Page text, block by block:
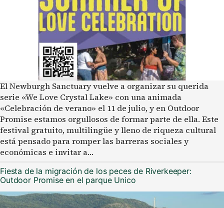
El Newburgh Sanctuary vuelve a organizar su querida
serie «We Love Crystal Lake» con una animada
«Celebración de verano» el 11 de julio, y en Outdoor
Promise estamos orgullosos de formar parte de ella. Este
festival gratuito, multilingüe y lleno de riqueza cultural
está pensado para romper las barreras sociales y
económicas e invitar a…
Fiesta de la migración de los peces de Riverkeeper:
Outdoor Promise en el parque Unico